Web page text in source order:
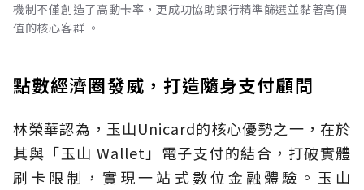
機制不僅創造了高動卡率，更成功協助銀行精準篩選並黏著高價
值的核心客群 。
點數經濟圈發威，打造隨身支付顧問
林榮華認為，玉山Unicard的核心優勢之一，在於
其與「玉山 Wallet」電子支付的結合，打破實體
刷卡限制，實現一站式數位金融體驗。玉山